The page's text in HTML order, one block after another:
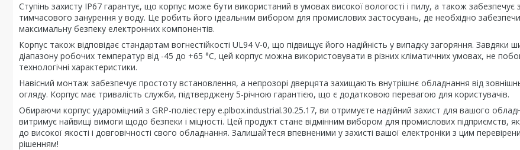
Ступінь захисту IP67 гарантує, що корпус може бути використаний в умовах високої вологості і пилу, а також забезпечує
тимчасового занурення у воду. Це робить його ідеальним вибором для промислових застосувань, де необхідно
максимальну безпеку електронних компонентів.
Корпус також відповідає стандартам вогнестійкості UL94 V-0, що підвищує його надійність у випадку загоряння. Завдяки
діапазону робочих температур від -45 до +65 °C, цей корпус можна використовувати в різних кліматичних умовах, не
технологічні характеристики.
Навісний монтаж забезпечує простоту встановлення, а непрозорі дверцята захищають внутрішнє обладнання від
огляду. Корпус має тривалість служби, підтверджену 5-річною гарантією, що є додатковою перевагою для користувачів.
Обираючи корпус удароміцний з GRP-поліестеру e.plbox.industrial.30.25.17, ви отримуєте надійний захист для вашого
витримує найвищі вимоги щодо безпеки і міцності. Цей продукт стане відмінним вибором для промислових підприємств,
до високої якості і довговічності свого обладнання. Залишайтеся впевненими у захисті вашої електроніки з цим
рішенням!